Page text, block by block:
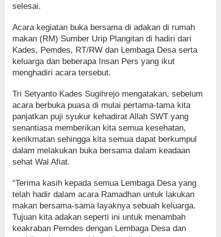
selesai.
Acara kegiatan buka bersama di adakan di rumah
makan (RM) Sumber Urip Plangitan di hadiri dari
Kades, Pemdes, RT/RW dan Lembaga Desa serta
keluarga dan beberapa Insan Pers yang ikut
menghadiri acara tersebut.
Tri Setyanto Kades Sugihrejo mengatakan, sebelum
acara berbuka puasa di mulai pertama-tama kita
panjatkan puji syukur kehadirat Allah SWT yang
senantiasa memberikan kita semua kesehatan,
kenikmatan sehingga kita semua dapat berkumpul
dalam melakukan buka bersama dalam keadaan
sehat Wal Afiat.
“Terima kasih kepada semua Lembaga Desa yang
telah hadir dalam acara Ramadhan untuk lakukan
makan bersama-sama layaknya sebuah keluarga.
Tujuan kita adakan seperti ini untuk menambah
keakraban Pemdes dengan Lembaga Desa dan